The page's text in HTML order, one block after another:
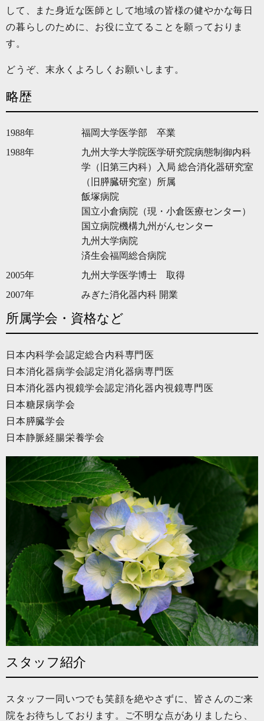
して、また身近な医師として地域の皆様の健やかな毎日
の暮らしのために、お役に立てることを願っておりま
す。
どうぞ、末永くよろしくお願いします。
略歴
1988年
福岡大学医学部 卒業
1988年
九州大学大学院医学研究院病態制御内科
学（旧第三内科）入局 総合消化器研究室
（旧膵臓研究室）所属
飯塚病院
国立小倉病院（現・小倉医療センター）
国立病院機構九州がんセンター
九州大学病院
済生会福岡総合病院
2005年
九州大学医学博士 取得
2007年
みぎた消化器内科 開業
所属学会・資格など
日本内科学会認定総合内科専門医
日本消化器病学会認定消化器病専門医
日本消化器内視鏡学会認定消化器内視鏡専門医
日本糖尿病学会
日本膵臓学会
日本静脈経腸栄養学会
スタッフ紹介
スタッフ一同いつでも笑顔を絶やさずに、皆さんのご来
院をお待ちしております。ご不明な点がありましたら、